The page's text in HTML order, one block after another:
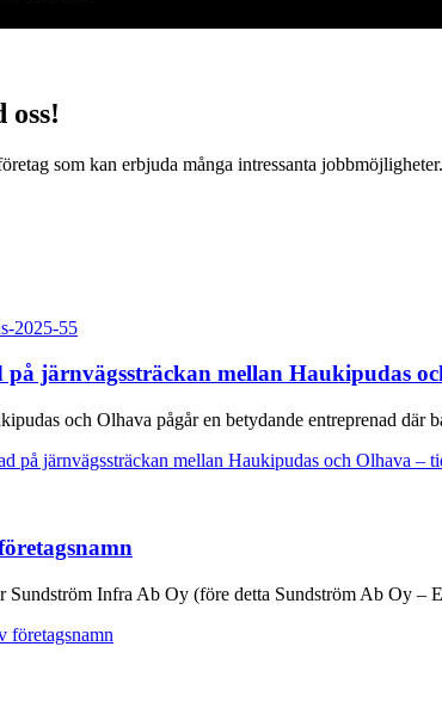
oss!
som kan erbjuda många intressanta
järnvägssträckan mellan Haukipudas
och Olhava pågår en betydande entreprenad
på järnvägssträckan mellan Haukipudas och Olhava –
Sundström Infra Ab Oy (före detta Sundström Ab Oy –
företagsnamn